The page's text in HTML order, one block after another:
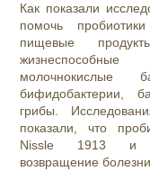
Как показали
помочь
пищевые
молочнокислые
бифидобактерии,
грибы.
показали, что
Nissle 1913 и
возвращение